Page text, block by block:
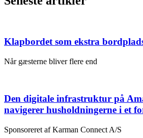
Klapbordet som ekstra
Når gæsterne bliver flere end
Den digitale infrastruktur på
navigerer husholdningerne i et
Sponsoreret af Karman Connect A/S